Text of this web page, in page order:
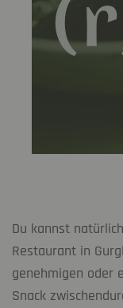
Du kannst
Restaurant in
genehmigen oder
Snack